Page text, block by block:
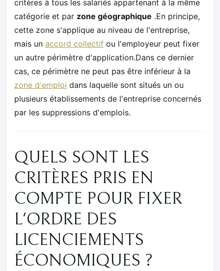
critères à tous les salariés appartenant à la même
catégorie et par zone géographique .En principe,
cette zone s'applique au niveau de l'entreprise,
mais un accord collectif ou l'employeur peut fixer
un autre périmètre d'application.Dans ce dernier
cas, ce périmètre ne peut pas être inférieur à la
zone d'emploi dans laquelle sont situés un ou
plusieurs établissements de l'entreprise concernés
par les suppressions d'emplois.
QUELS SONT LES
CRITÈRES PRIS EN
COMPTE POUR FIXER
L'ORDRE DES
LICENCIEMENTS
ÉCONOMIQUES ?